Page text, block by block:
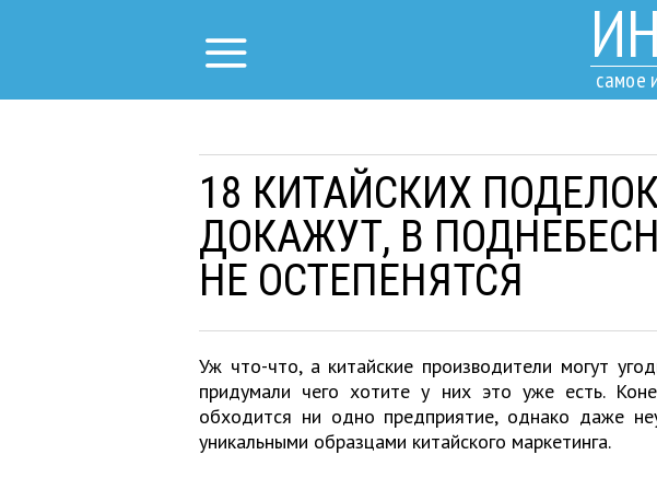
самое
18 КИТАЙСКИХ
ДОКАЖУТ, В
НЕ ОСТЕПЕНЯТСЯ
Уж что-что, а китайские производители могут
придумали чего хотите у них это уже есть.
обходится ни одно предприятие, однако даже
уникальными образцами китайского маркетинга.